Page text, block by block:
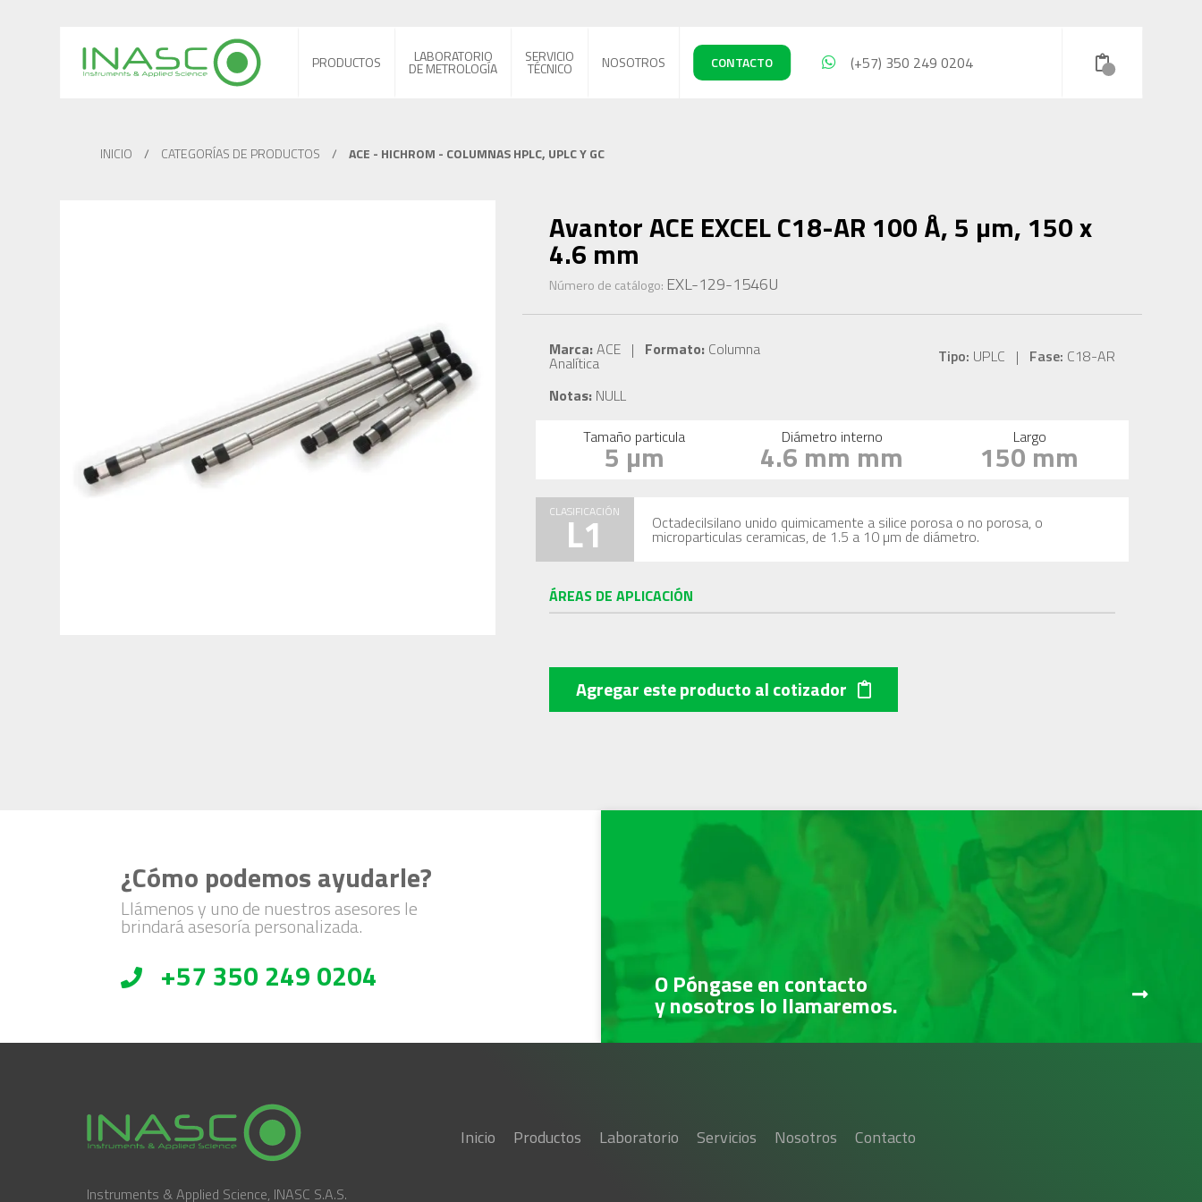
PRODUCTOS LABORATORIO
DE METROLOGÍA
SERVICIO
TÉCNICO NOSOTROS CONTACTO (+57) 350 249 0204
INICIO / CATEGORÍAS DE PRODUCTOS / ACE - HICHROM - COLUMNAS HPLC, UPLC Y GC
Avantor ACE EXCEL C18-AR 100 Å, 5 µm, 150 x
4.6 mm
Número de catálogo: EXL-129-1546U
Marca:ACE | Formato:Columna
Analítica Tipo: UPLC | Fase: C18-AR
Notas:NULL
Tamaño particula
5 µm Diámetro interno
4.6 mm mm Largo
150 mm
CLASIFICACIÓN
L1 Octadecilsilano unido quimicamente a silice porosa o no porosa, o
microparticulas ceramicas, de 1.5 a 10 µm de diámetro.
ÁREAS DE APLICACIÓN
Agregar este productoal cotizador
¿Cómo podemos ayudarle?
Llámenos y uno de nuestros asesores le
brindará asesoría personalizada.
+57 350 249 0204 O Póngase en contacto
y nosotros lo llamaremos.
Instruments & Applied Science, INASC S.A.S.
Inicio Productos Laboratorio Servicios Nosotros Contacto